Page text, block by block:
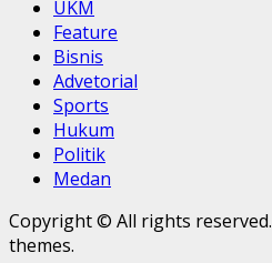
UKM
Feature
Bisnis
Advetorial
Sports
Hukum
Politik
Medan
Copyright © All rights reserved.
themes.